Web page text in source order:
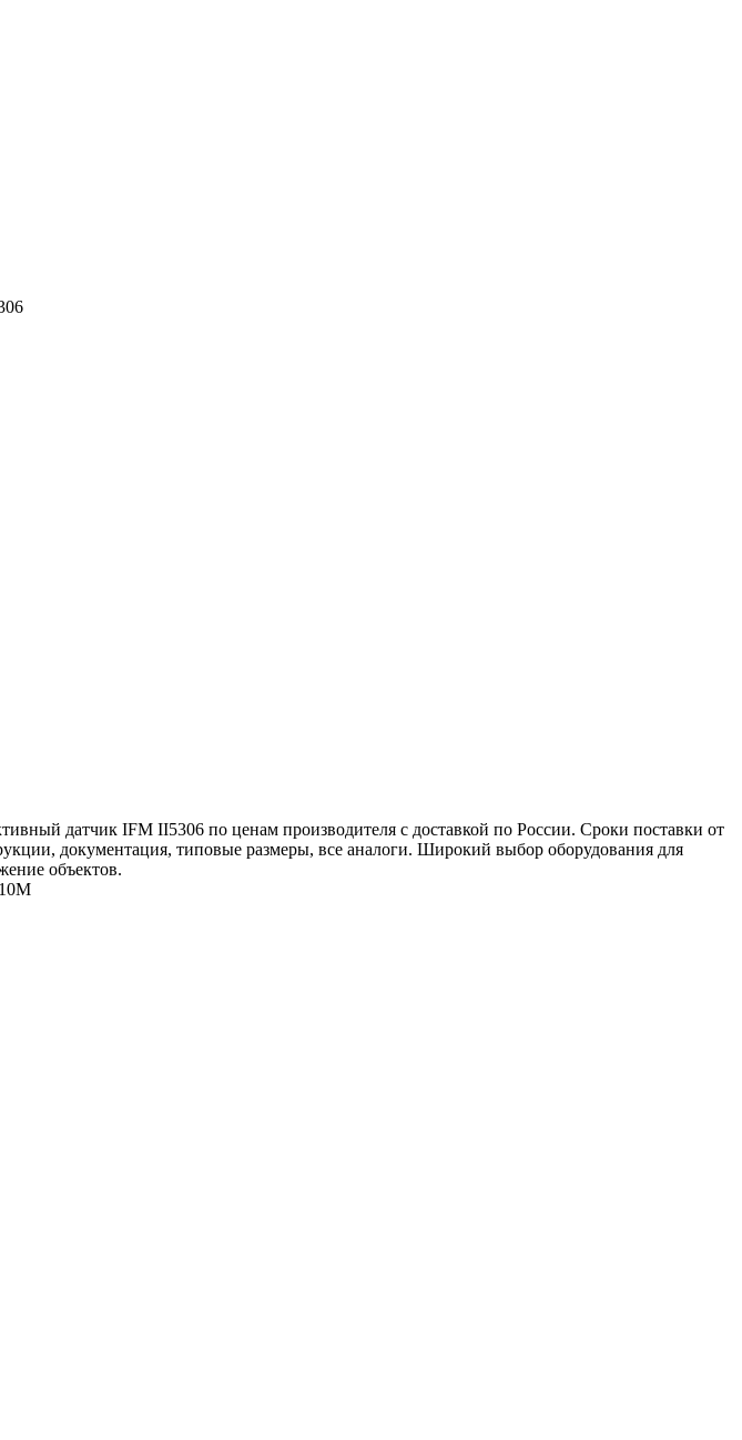
датчик IFM II5306 по ценам производителя с доставкой по России. Сроки поставки от
документация, типовые размеры, все аналоги. Широкий выбор оборудования для
объектов.